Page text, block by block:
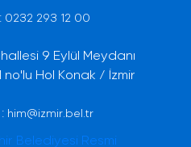
0232 293 12 00
9 Eylül Meydanı
Hol Konak / İzmir
him@izmir.bel.tr